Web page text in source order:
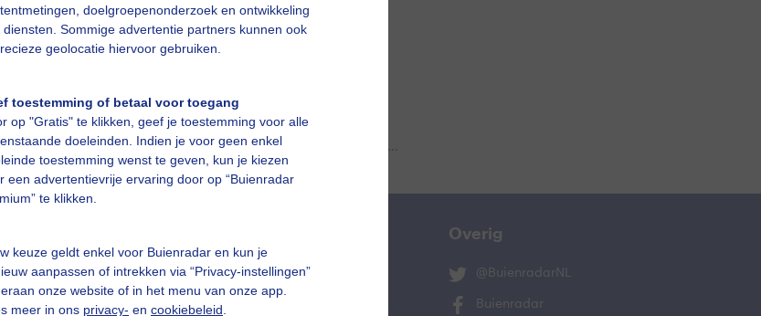
doelgroepenonderzoek en ontwikkeling
diensten. Sommige advertentie partners kunnen ook
geolocatie hiervoor gebruiken.
toestemming of betaal voor toegang
op "Gratis" te klikken, geef je toestemming voor alle
doeleinden. Indien je voor geen enkel
toestemming wenst te geven, kun je kiezen
een advertentievrije ervaring door op “Buienradar
te klikken.
keuze geldt enkel voor Buienradar en kun je
aanpassen of intrekken via “Privacy-instellingen”
onze website of in het menu van onze app.
meer in ons privacy- en cookiebeleid
Een moment geduld aub...
De Bilt
Overig
@BuienradarNL
Buienradar